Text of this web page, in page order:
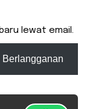
lewat email.
Berlangganan